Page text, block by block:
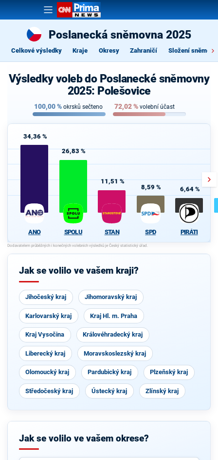
Poslanecká sněmovna 2025
Celkové výsledky Kraje Okresy Zahraničí Složení
Výsledky voleb do Poslanecké sněmovny
2025: Polešovice
100,00% okrsků sečteno 72,02% volební účast
34,36 %
ANO
26,83 %
SPOLU
11,51 %
STAN
8,59 %
SPD
6,64 %
PIRÁTI
Jak se volilo ve vašem kraji?
Jihočeský kraj Jihomoravský kraj
Karlovarský kraj Kraj Hl. m. Praha
Kraj Vysočina Královéhradecký kraj
Liberecký kraj Moravskoslezský kraj
Olomoucký kraj Pardubický kraj Plzeňský kraj
Středočeský kraj Ústecký kraj Zlínský kraj
Jak se volilo ve vašem okrese?